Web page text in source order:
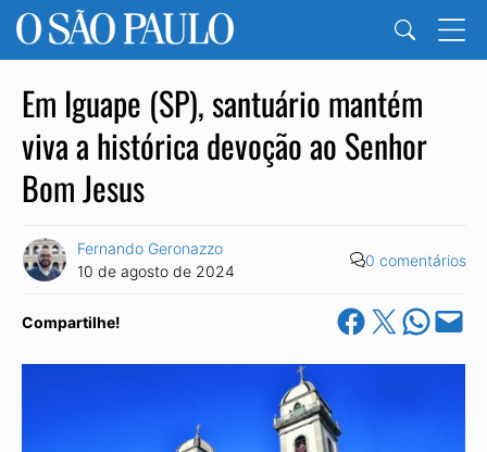
Em Iguape (SP), santuário mantém
viva a histórica devoção ao Senhor
Bom Jesus
Fernando Geronazzo
10 de agosto de 2024
0 comentários
Compartilhe! Share on Facebook
Share on X Share on
Email this